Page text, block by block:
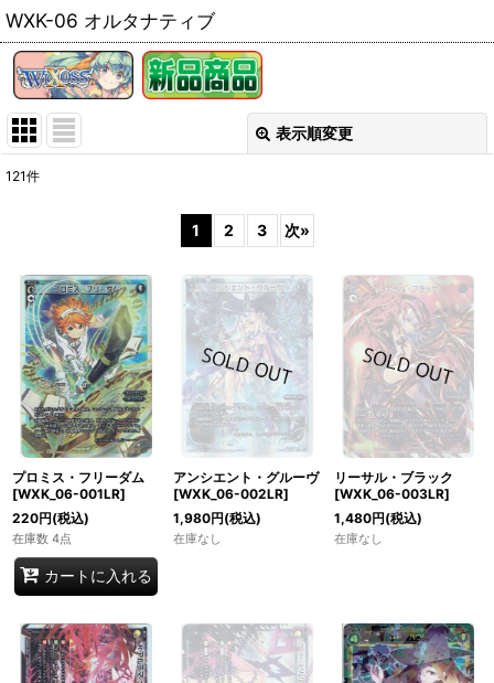
WXK-06 オルタナティブ
表示順変更
並び順:
絞り込む
121件
1 2 3 次»
プロミス・フリーダム
[WXK_06-001LR]
220円(税込)
在庫数 4点
カートに入れる
アンシエント・グルーヴ
[WXK_06-002LR]
1,980円(税込)
在庫なし
リーサル・ブラック
[WXK_06-003LR]
1,480円(税込)
在庫なし